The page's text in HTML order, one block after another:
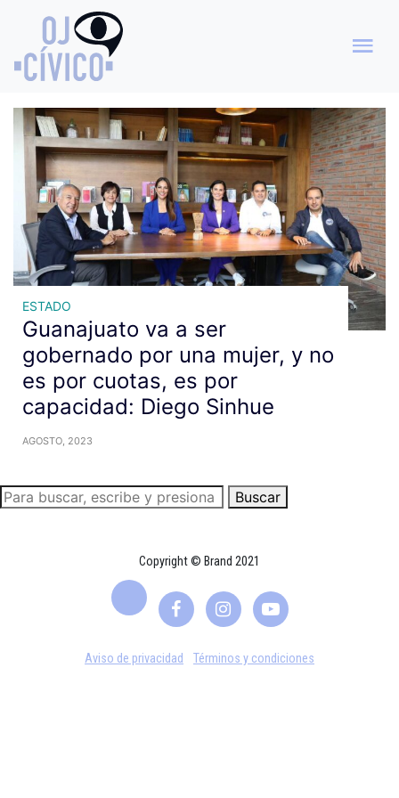
Archivo de etiquetas:
presidente del PAN
ESTADO
Guanajuato va a ser
gobernado por una mujer, y no
es por cuotas, es por
capacidad: Diego Sinhue
AGOSTO, 2023
Buscar
Copyright © Brand 2021
Aviso de privacidad Términos y condiciones